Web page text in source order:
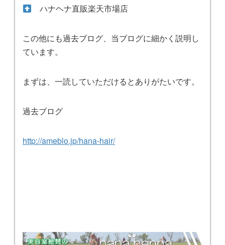
ハナヘナ直販楽天市場店
この他にも過去ブログ、当ブログに細かく説明し
ています。
まずは、一読していただけるとありがたいです。
過去ブログ
http://ameblo.jp/hana-hair/